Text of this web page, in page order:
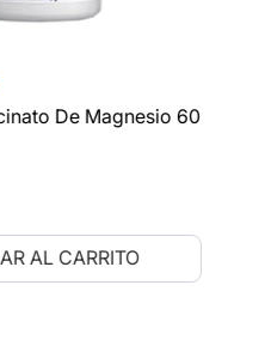
De Magnesio 60
AL CARRITO